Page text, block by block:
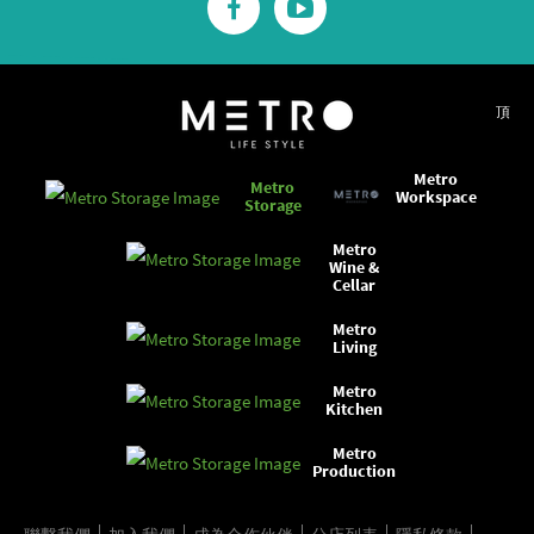
Metro
Storage
Metro
Workspace
Metro
Wine &
Cellar
Metro
Living
Metro
Kitchen
Metro
Production
頂